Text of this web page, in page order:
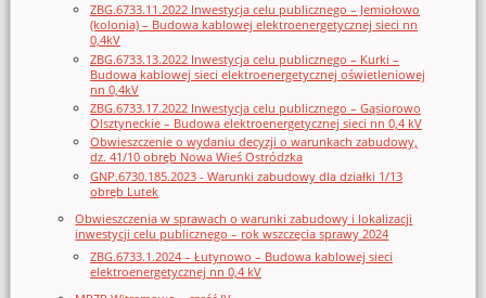
ZBG.6733.11.2022 Inwestycja celu publicznego – Jemiołowo
(kolonia) – Budowa kablowej elektroenergetycznej sieci nn
0,4kV
ZBG.6733.13.2022 Inwestycja celu publicznego – Kurki –
Budowa kablowej sieci elektroenergetycznej oświetleniowej
nn 0,4kV
ZBG.6733.17.2022 Inwestycja celu publicznego – Gąsiorowo
Olsztyneckie – Budowa elektroenergetycznej sieci nn 0,4 kV
Obwieszczenie o wydaniu decyzji o warunkach zabudowy,
dz. 41/10 obręb Nowa Wieś Ostródzka
GNP.6730.185.2023 - Warunki zabudowy dla działki 1/13
obręb Lutek
Obwieszczenia w sprawach o warunki zabudowy i lokalizacji
inwestycji celu publicznego – rok wszczęcia sprawy 2024
ZBG.6733.1.2024 – Łutynowo – Budowa kablowej sieci
elektroenergetycznej nn 0,4 kV